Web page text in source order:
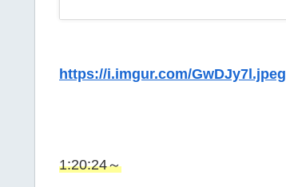
https://i.imgur.com/GwDJy7l.jpeg
1:20:24～